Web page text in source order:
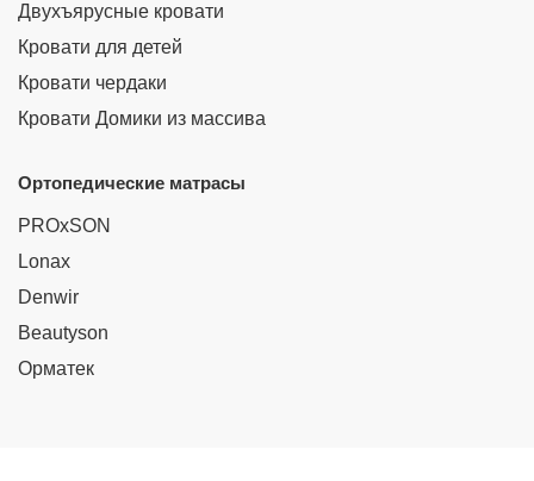
Двухъярусные кровати
Кровати для детей
Кровати чердаки
Кровати Домики из массива
Ортопедические матрасы
PROxSON
Lonax
Denwir
Beautyson
Орматек